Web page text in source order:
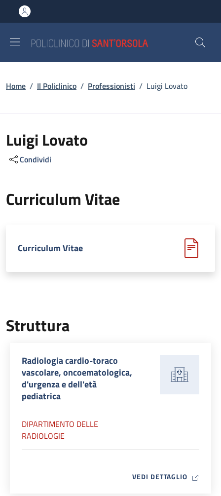
al contenuto principale
to footer content
Briciole di pane
Home / Il Policlinico / Professionisti / Luigi Lovato
Luigi Lovato
Condividi
Curriculum Vitae
Curriculum Vitae
Struttura
Radiologia cardio-toraco
vascolare, oncoematologica,
d'urgenza e dell'età
pediatrica
DIPARTIMENTO DELLE
RADIOLOGIE
VEDI DETTAGLIO MAP ICON